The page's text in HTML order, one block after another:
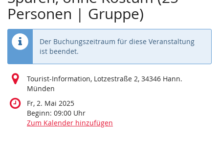
Personen | Gruppe)
Der Buchungszeitraum für diese Veranstaltung
ist beendet.
Tourist-Information, Lotzestraße 2, 34346 Hann.
Münden
Fr, 2. Mai 2025
Beginn: 09:00 Uhr
Zum Kalender hinzufügen